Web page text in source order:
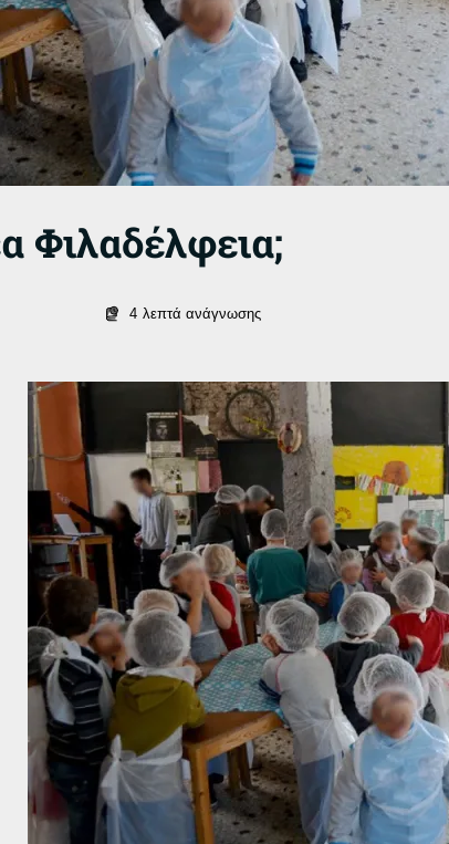
Φιλαδέλφεια;
4 λεπτά ανάγνωσης